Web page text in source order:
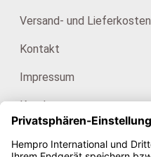
Versand- und Lieferkosten
Kontakt
Impressum
Kataloge